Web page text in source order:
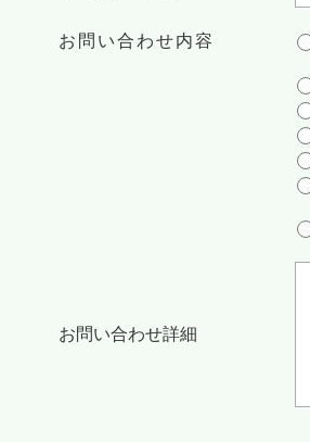
お問い合わせ内容
お問い合わせ詳細